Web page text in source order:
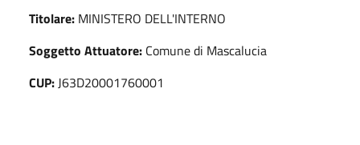
Titolare: MINISTERO DELL'INTERNO
Soggetto Attuatore: Comune di Mascalucia
CUP: J63D20001760001